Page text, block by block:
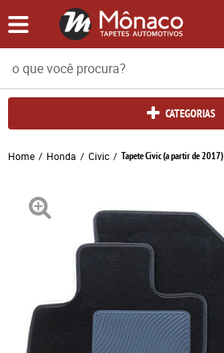
CATEGORIAS
Home Honda Civic Tapete Civic (a partir de 2017)